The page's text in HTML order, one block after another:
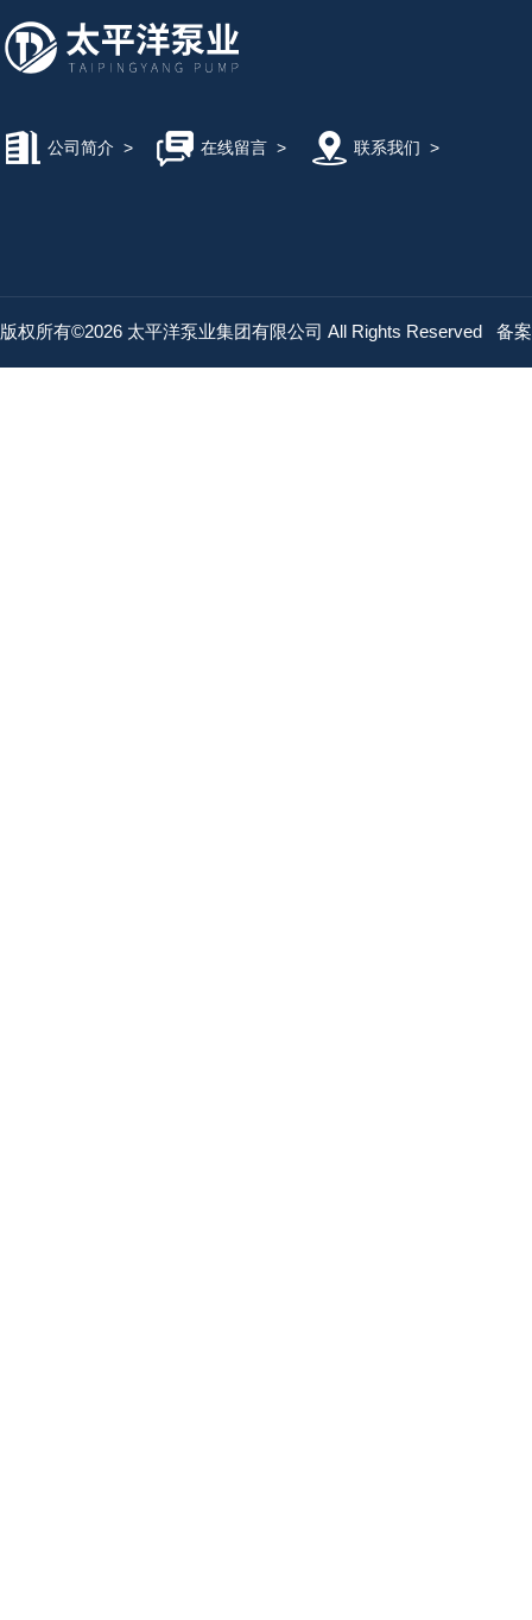
公司简介 > 在线留言> 联系我们 >
版权所有©2026 太平洋泵业集团有限公司 All Rights Reserved 备